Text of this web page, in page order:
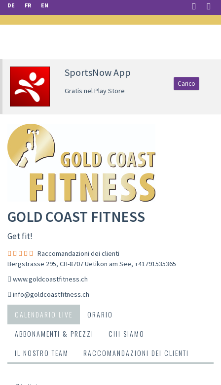
DE FR EN
SportsNow App
Gratis nel Play Store
Carico
GOLD COAST FITNESS
Get fit!
Raccomandazioni dei clienti
Bergstrasse 295, CH-8707 Uetikon am See, +41791535365
www.goldcoastfitness.ch
info@goldcoastfitness.ch
CALENDARIO LIVE
ORARIO
ABBONAMENTI & PREZZI
CHI SIAMO
IL NOSTRO TEAM
RACCOMANDAZIONI DEI CLIENTI